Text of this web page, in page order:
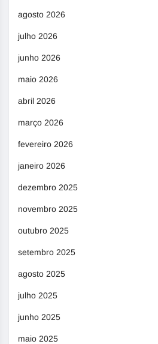
agosto 2026
julho 2026
junho 2026
maio 2026
abril 2026
março 2026
fevereiro 2026
janeiro 2026
dezembro 2025
novembro 2025
outubro 2025
setembro 2025
agosto 2025
julho 2025
junho 2025
maio 2025